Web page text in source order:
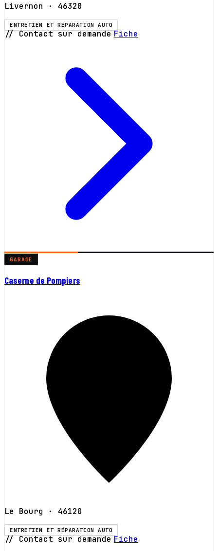
Livernon · 46320
ENTRETIEN ET RÉPARATION AUTO
// Contact sur demande Fiche
GARAGE
Caserne de Pompiers
Le Bourg · 46120
ENTRETIEN ET RÉPARATION AUTO
// Contact sur demande Fiche